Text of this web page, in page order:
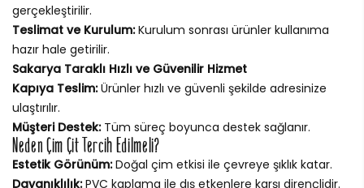
gerçekleştirilir.
Teslimat ve Kurulum:Kurulum sonrası ürünler kullanıma
hazır hale getirilir.
Sakarya Taraklı Hızlı ve Güvenilir Hizmet
Kapıya Teslim:Ürünler hızlı ve güvenli şekilde adresinize
ulaştırılır.
Müşteri Destek:Tüm süreç boyunca destek sağlanır.
Neden Çim Çit Tercih Edilmeli?
Estetik Görünüm:Doğal çim etkisi ile çevreye şıklık katar.
Dayanıklılık:PVC kaplama ile dış etkenlere karşı dirençlidir.